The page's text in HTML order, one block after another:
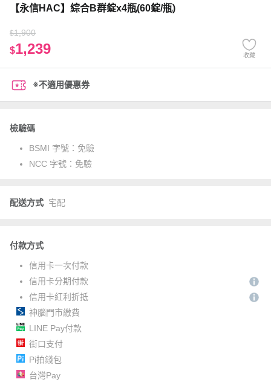
【永信HAC】綜合B群錠x4瓶(60錠/瓶)
$1,900
$1,239 收藏
※不適用優惠券
檢驗碼
BSMI 字號： 免驗
NCC 字號： 免驗
配送方式 宅配
付款方式
信用卡一次付款
信用卡分期付款
信用卡紅利折抵
神腦門市繳費
LINE Pay付款
街口支付
Pi拍錢包
台灣Pay